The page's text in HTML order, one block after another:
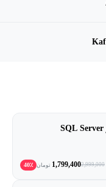
2,999,000
1,799,400 تومان 40٪